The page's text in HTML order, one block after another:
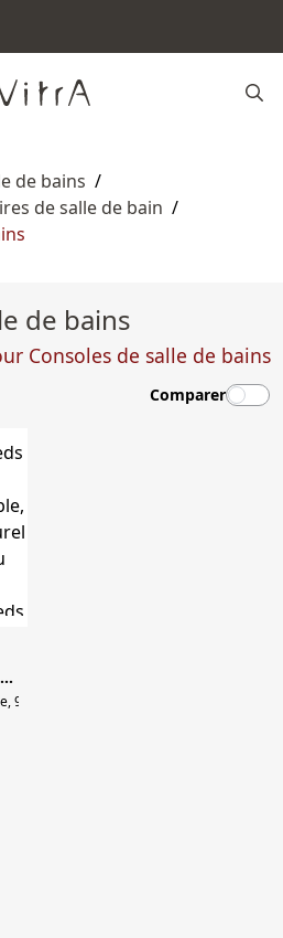
de bains /
de salle de bain /
de bains
Consoles de salle de bains
Comparer
Sento Consoleavec pieds du meuble 95 cm
95 cm, décor chêne naturel Sento